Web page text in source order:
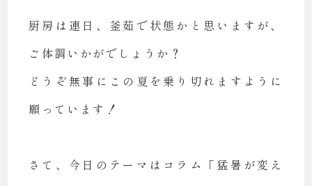
厨房は連日、釜茹で状態かと思いますが、
ご体調いかがでしょうか？
どうぞ無事にこの夏を乗り切れますように
願っています！
さて、今日のテーマはコラム「猛暑が変え